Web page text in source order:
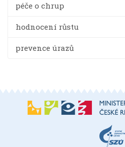
péče o chrup
hodnocení růstu
prevence úrazů